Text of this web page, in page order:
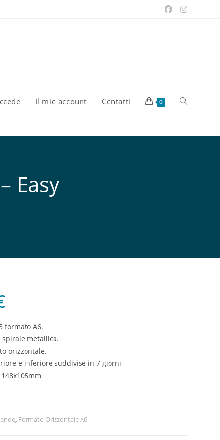
Il mio account Contatti 0
Easy
formato A6.
spirale metallica.
orizzontale.
e inferiore suddivise in 7 giorni
, Formato Orizzontale A6